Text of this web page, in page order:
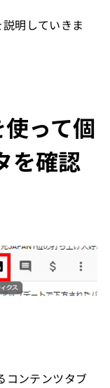
明していきま
って個
を確認
コンテンツタブ